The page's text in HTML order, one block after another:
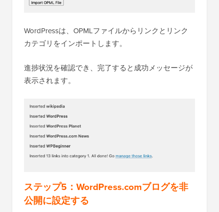
WordPressは、OPMLファイルからリンクとリンク
カテゴリをインポートします。
進捗状況を確認でき、完了すると成功メッセージが
表示されます。
ステップ5：WordPress.comブログを非
公開に設定する